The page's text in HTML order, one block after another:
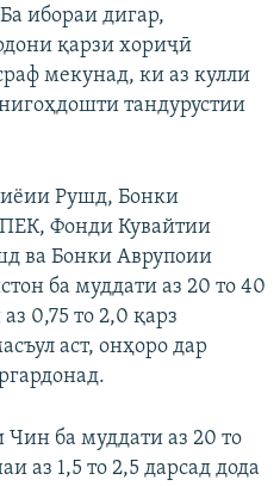
ибораи дигар,
қарзи хориҷӣ
мекунад, ки аз кулли
тандурустии
Рушд, Бонки
Фонди Кувайтии
ва Бонки Аврупоии
ба муддати аз 20 то 40
0,75 то 2,0 қарз
аст, онҳоро дар
ба муддати аз 20 то
аз 1,5 то 2,5 дарсад дода